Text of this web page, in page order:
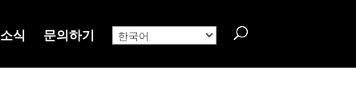
소식 문의하기